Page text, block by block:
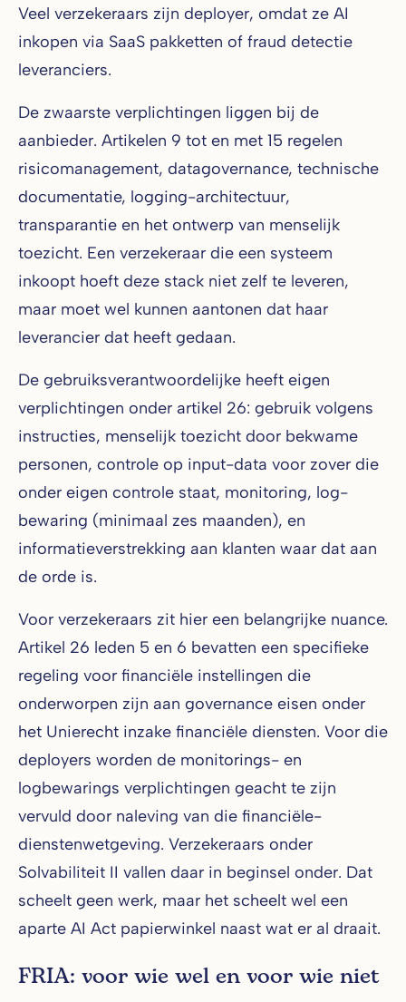
Veel verzekeraars zijn deployer, omdat ze AI
inkopen via SaaS pakketten of fraud detectie
leveranciers.
De zwaarste verplichtingen liggen bij de
aanbieder. Artikelen 9 tot en met 15 regelen
risicomanagement, datagovernance, technische
documentatie, logging-architectuur,
transparantie en het ontwerp van menselijk
toezicht. Een verzekeraar die een systeem
inkoopt hoeft deze stack niet zelf te leveren,
maar moet wel kunnen aantonen dat haar
leverancier dat heeft gedaan.
De gebruiksverantwoordelijke heeft eigen
verplichtingen onder artikel 26: gebruik volgens
instructies, menselijk toezicht door bekwame
personen, controle op input-data voor zover die
onder eigen controle staat, monitoring, log-
bewaring (minimaal zes maanden), en
informatieverstrekking aan klanten waar dat aan
de orde is.
Voor verzekeraars zit hier een belangrijke nuance.
Artikel 26 leden 5 en 6 bevatten een specifieke
regeling voor financiële instellingen die
onderworpen zijn aan governance eisen onder
het Unierecht inzake financiële diensten. Voor die
deployers worden de monitorings- en
logbewarings verplichtingen geacht te zijn
vervuld door naleving van die financiële-
dienstenwetgeving. Verzekeraars onder
Solvabiliteit II vallen daar in beginsel onder. Dat
scheelt geen werk, maar het scheelt wel een
aparte AI Act papierwinkel naast wat er al draait.
FRIA: voor wie wel en voor wie niet